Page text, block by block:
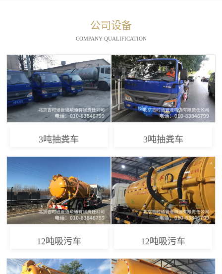
公司设备
COMPANY QUALIFICATION
3吨抽粪车 3吨抽粪车
12吨吸污车 12吨吸污车